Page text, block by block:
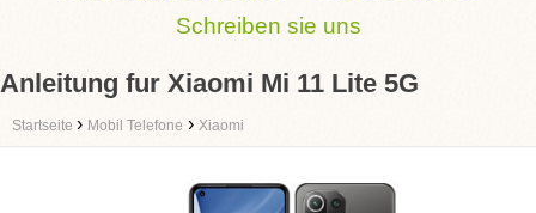
Schreiben sie uns
Anleitung fur Xiaomi Mi 11 Lite 5G
Startseite › Mobil Telefone › Xiaomi